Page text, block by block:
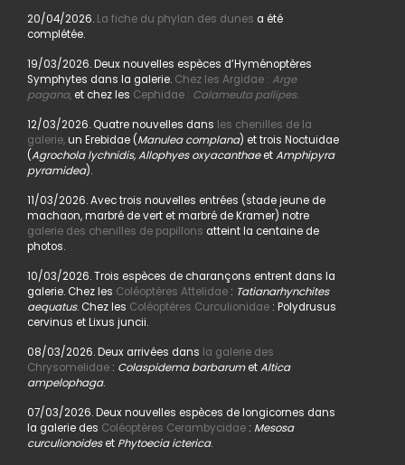
20/04/2026. La fiche du phylan des dunes a été
complétée.
19/03/2026. Deux nouvelles espèces d’Hyménoptères
Symphytes dans la galerie. Chez les Argidae : Arge
pagana,et chez les Cephidae : Calameuta pallipes.
12/03/2026. Quatre nouvelles dans les chenilles de la
galerie,un Erebidae (Manulea complana) et trois Noctuidae
(Agrochola lychnidis, Allophyes oxyacanthaeetAmphipyra
pyramidea).
11/03/2026. Avec trois nouvelles entrées (stade jeune de
machaon, marbré de vert et marbré de Kramer) notre
galerie des chenilles de papillons atteint la centaine de
photos.
10/03/2026. Trois espèces de charançons entrent dans la
galerie. Chez les Coléoptères Attelidae: Tatianarhynchites
aequatus. Chez les Coléoptères Curculionidae: Polydrusus
cervinus et Lixus juncii.
08/03/2026. Deux arrivées dans la galerie des
Chrysomelidae: Colaspidema barbarumetAltica
ampelophaga.
07/03/2026. Deux nouvelles espèces de longicornes dans
la galerie des Coléoptères Cerambycidae: Mesosa
curculionoideset Phytoecia icterica.